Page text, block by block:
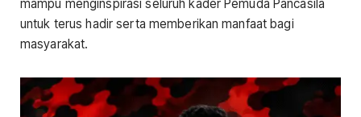
mampu menginspirasi seluruh kader Pemuda Pancasila
untuk terus hadir serta memberikan manfaat bagi
masyarakat.